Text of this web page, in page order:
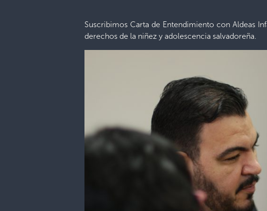
Suscribimos Carta de Entendimiento con Aldeas
derechos de la niñez y adolescencia salvadoreña.